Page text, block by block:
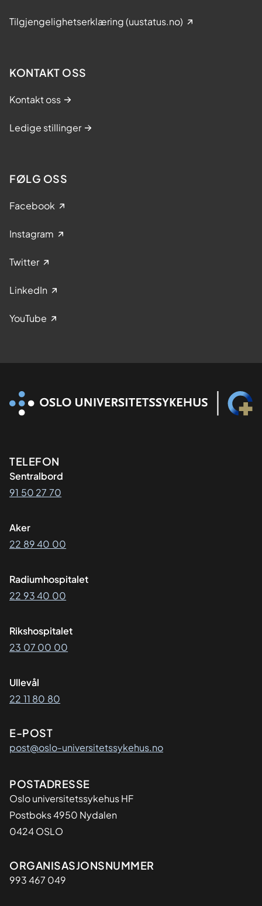
Tilgjengelighetserklæring (uustatus.no)
KONTAKT OSS
Kontakt oss
Ledige stillinger
FØLG OSS
Facebook
Instagram
Twitter
LinkedIn
YouTube
Kontaktinformasjon
TELEFON
Sentralbord
91 50 27 70
Aker
22 89 40 00
Radiumhospitalet
22 93 40 00
Rikshospitalet
23 07 00 00
Ullevål
22 11 80 80
E-POST
post@oslo-universitetssykehus.no
Adresse
POSTADRESSE
Oslo universitetssykehus HF
Postboks 4950 Nydalen
0424 OSLO
Organisasjon
ORGANISASJONSNUMMER
993 467 049